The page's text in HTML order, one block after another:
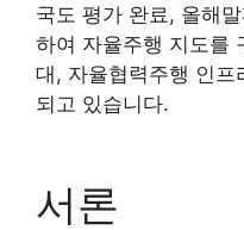
국도 평가 완료, 올해
하여 자율주행 지도를
대, 자율협력주행 인프
되고 있습니다.
서론